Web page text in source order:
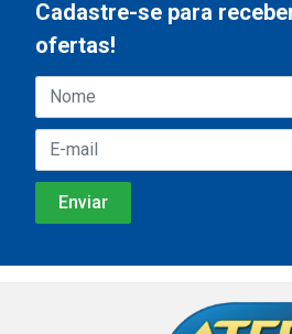
Cadastre-se para
ofertas!